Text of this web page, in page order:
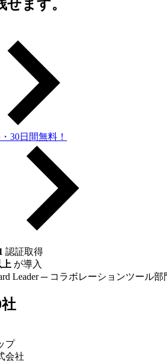
ます。
30日間無料！
認証取得
上 が導入
Leader ─ コラボレーションツール部